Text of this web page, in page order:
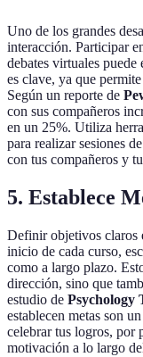
Uno de los grandes
interacción. Participar
debates virtuales
es clave, ya que
Según un reporte de
con sus compañeros
en un 25%. Utiliza
para realizar sesiones
con tus compañeros y
5. Establece
Definir objetivos claros
inicio de cada curso,
como a largo plazo.
dirección, sino que
estudio de Psychology
establecen metas son
celebrar tus logros, por
motivación a lo largo